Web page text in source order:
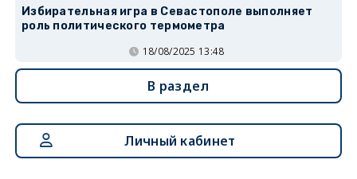
Избирательная игра в Севастополе выполняет
роль политического термометра
18/08/2025 13:48
В раздел
Личный кабинет